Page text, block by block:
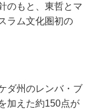
のもと、東哲とマ
ラム文化圏初の
ダ州のレンバ・ブ
加えた約150点が